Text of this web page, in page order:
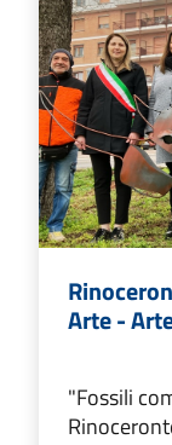
Arte -
"Fossili